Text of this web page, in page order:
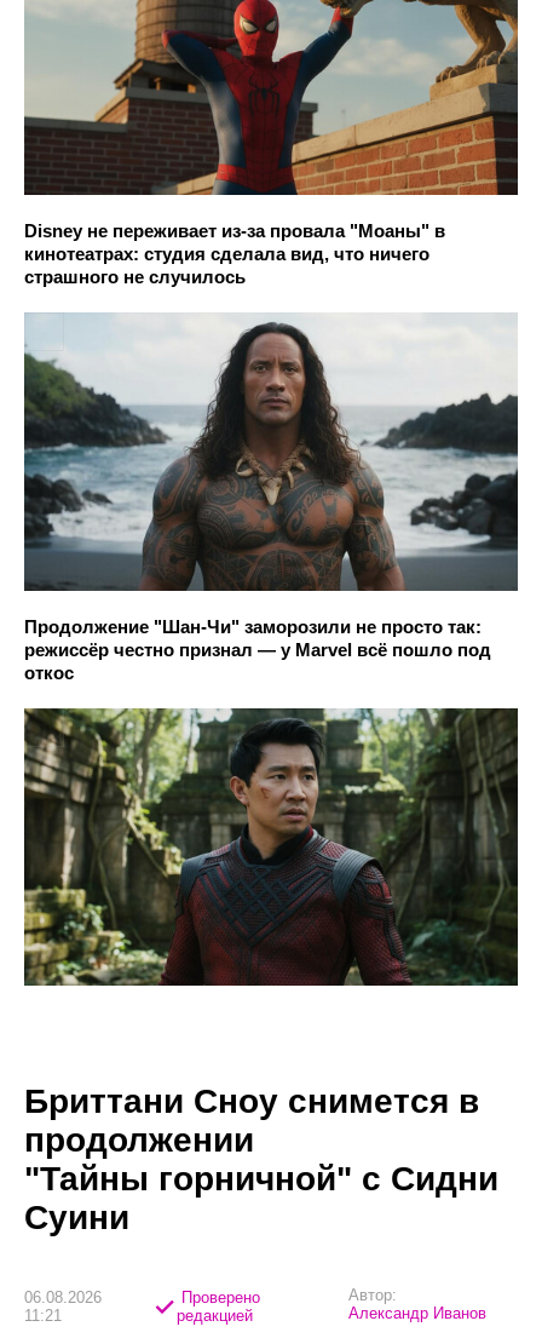
Disney не переживает из-за провала "Моаны" в
кинотеатрах: студия сделала вид, что ничего
страшного не случилось
Продолжение "Шан-Чи" заморозили не просто так:
режиссёр честно признал — у Marvel всё пошло под
откос
Бриттани Сноу снимется в
продолжении
"Тайны горничной" с Сидни
Суини
06.08.2026
11:21
Проверено
редакцией
Автор:
Александр Иванов